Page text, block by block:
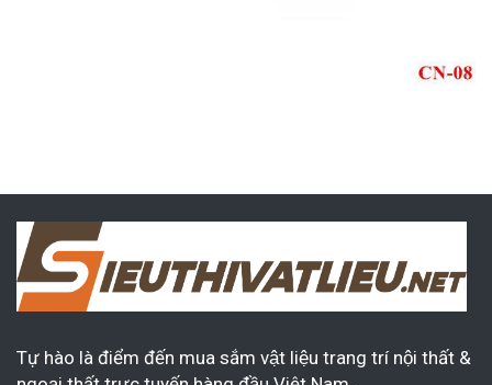
Tự hào là điểm đến mua sắm vật liệu trang trí nội thất &